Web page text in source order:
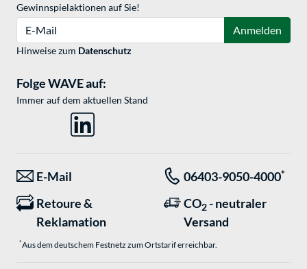
Gewinnspielaktionen auf Sie!
Anmelden
Hinweise zum Datenschutz
Folge WAVE auf:
Immer auf dem aktuellen Stand
E-Mail 06403-9050-4000*
Retoure &
Reklamation
CO2 - neutraler
Versand
*Aus dem deutschem Festnetz zum Ortstarif erreichbar.